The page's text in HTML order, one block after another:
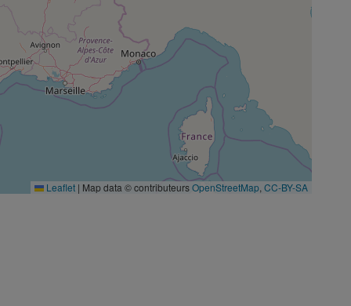
Leaflet | Map data © contributeursOpenStreetMap CC-BY-SA